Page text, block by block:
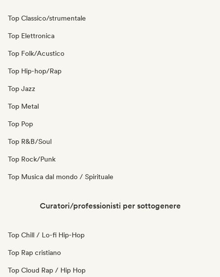
Top Classico/strumentale
Top Elettronica
Top Folk/Acustico
Top Hip-hop/Rap
Top Jazz
Top Metal
Top Pop
Top R&B/Soul
Top Rock/Punk
Top Musica dal mondo / Spirituale
Curatori/professionisti per sottogenere
Top Chill / Lo-fi Hip-Hop
Top Rap cristiano
Top Cloud Rap / Hip Hop